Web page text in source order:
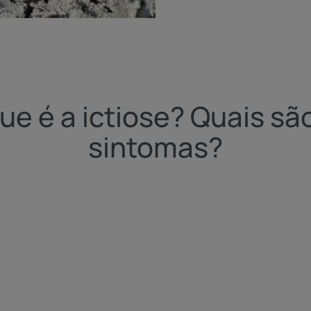
é a ictiose? Quais
sintomas?